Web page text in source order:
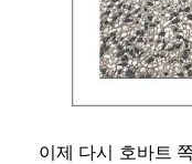
이제 다시 호바트